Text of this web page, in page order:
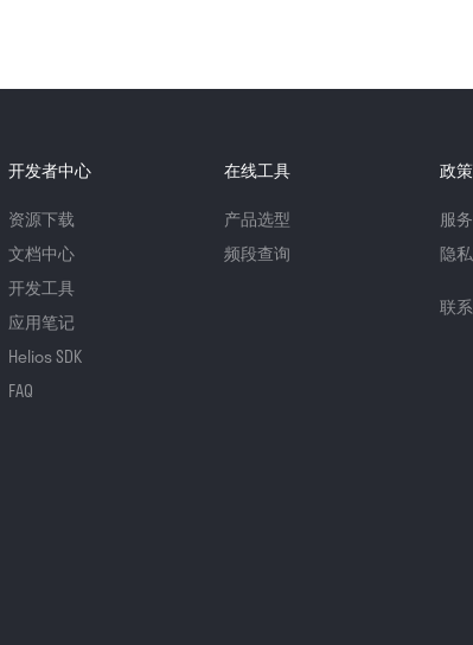
开发者中心
资源下载
文档中心
开发工具
应用笔记
Helios SDK
FAQ
在线工具
产品选型
频段查询
政策
服
隐
联